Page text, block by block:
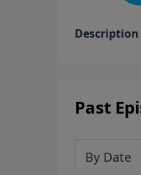
Description
Past
By Date